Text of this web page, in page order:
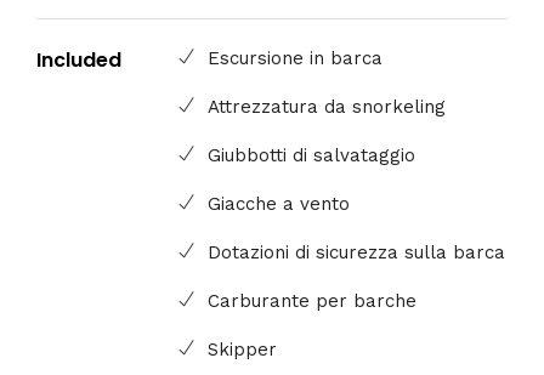
Included Escursione in barca
Attrezzatura da snorkeling
Giubbotti di salvataggio
Giacche a vento
Dotazioni di sicurezza sulla barca
Carburante per barche
Skipper